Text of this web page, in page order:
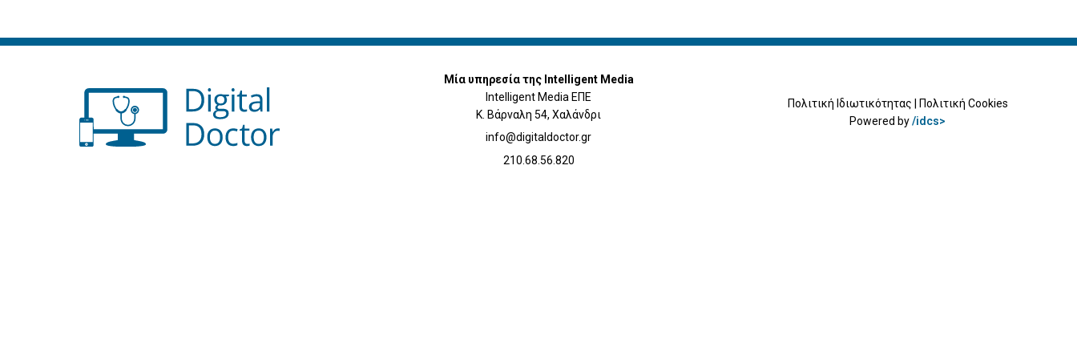
Μία υπηρεσία της Intelligent Media
Intelligent Media ΕΠΕ
Κ. Βάρναλη 54, Χαλάνδρι
info@digitaldoctor.gr
210.68.56.820
Πολιτική Ιδιωτικότητας
Πολιτική Cookies
Powered by/idcs>